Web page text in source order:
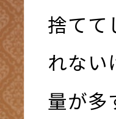
捨てて
れな
量が多